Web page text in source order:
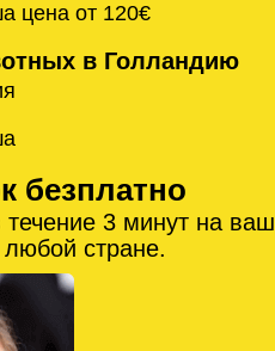
цена от 120€
в Голландию
безплатно
3 минут на ваш
стране.